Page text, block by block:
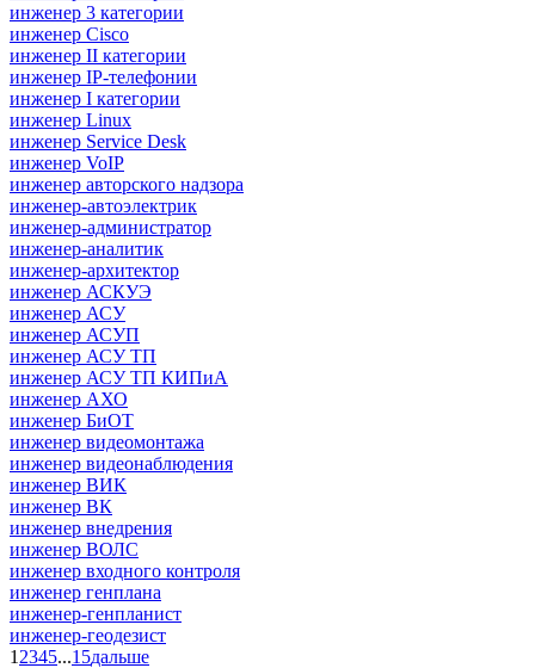
инженер 3 категории
инженер Cisco
инженер II категории
инженер IP-телефонии
инженер I категории
инженер Linux
инженер Service Desk
инженер VoIP
инженер авторского надзора
инженер-автоэлектрик
инженер-администратор
инженер-аналитик
инженер-архитектор
инженер АСКУЭ
инженер АСУ
инженер АСУП
инженер АСУ ТП
инженер АСУ ТП КИПиА
инженер АХО
инженер БиОТ
инженер видеомонтажа
инженер видеонаблюдения
инженер ВИК
инженер ВК
инженер внедрения
инженер ВОЛС
инженер входного контроля
инженер генплана
инженер-генпланист
инженер-геодезист
1 2345...15дальше